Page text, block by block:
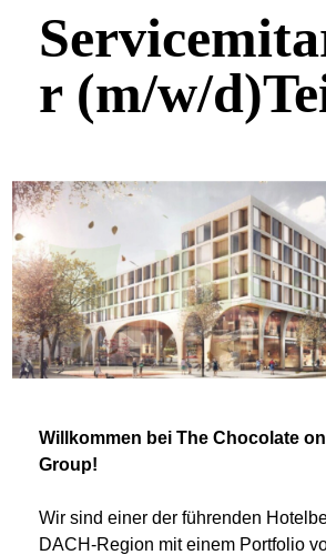
r (m/w/
Willkommen bei The Chocolate
Group!
Wir sind einer der führenden
DACH-Region mit einem Portfolio